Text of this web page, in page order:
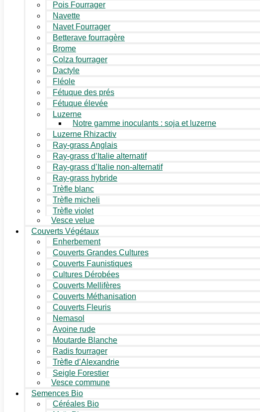
Pois Fourrager
Navette
Navet Fourrager
Betterave fourragère
Brome
Colza fourrager
Dactyle
Fléole
Fétuque des prés
Fétuque élevée
Luzerne
Notre gamme inoculants : soja et luzerne
Luzerne Rhizactiv
Ray-grass Anglais
Ray-grass d’Italie alternatif
Ray-grass d’Italie non-alternatif
Ray-grass hybride
Trèfle blanc
Trèfle micheli
Trèfle violet
Vesce velue
Couverts Végétaux
Enherbement
Couverts Grandes Cultures
Couverts Faunistiques
Cultures Dérobées
Couverts Mellifères
Couverts Méthanisation
Couverts Fleuris
Nemasol
Avoine rude
Moutarde Blanche
Radis fourrager
Trèfle d’Alexandrie
Seigle Forestier
Vesce commune
Semences Bio
Céréales Bio